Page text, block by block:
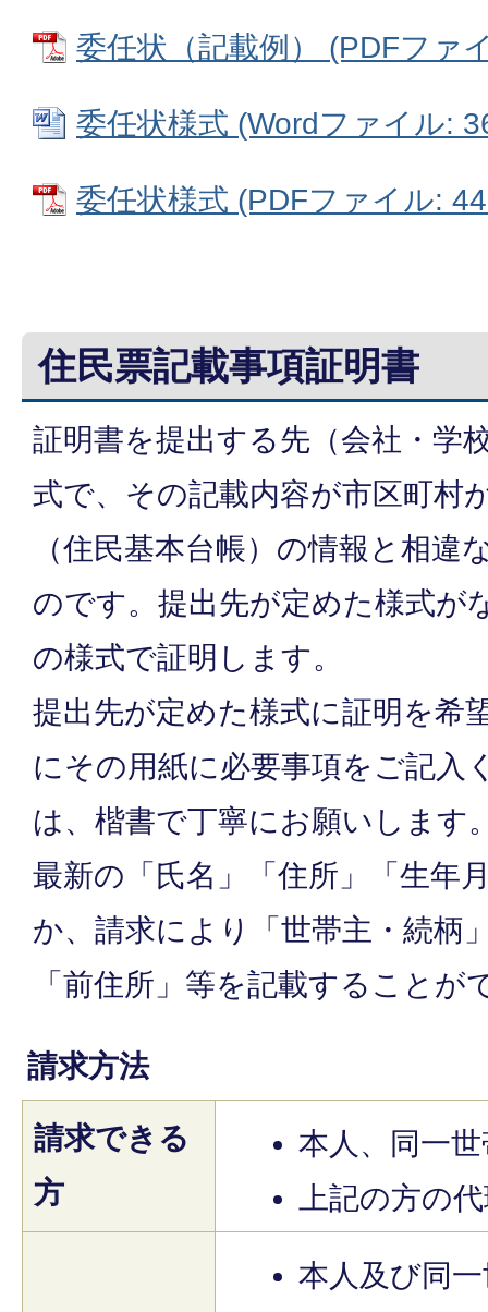
委任状（記載例） (PDFファ
委任状様式 (Wordファイル:
委任状様式 (PDFファイル:
住民票記載事項証明書
証明書を提出する先（会社・学
式で、その記載内容が市区町村
（住民基本台帳）の情報と相違
のです。提出先が定めた様式が
の様式で証明します。
提出先が定めた様式に証明を希
にその用紙に必要事項をご記入
は、楷書で丁寧にお願いします
最新の「氏名」「住所」「生年
か、請求により「世帯主・続柄
「前住所」等を記載することが
請求方法
請求できる
方
本人、同一
上記の方の
本人及び同